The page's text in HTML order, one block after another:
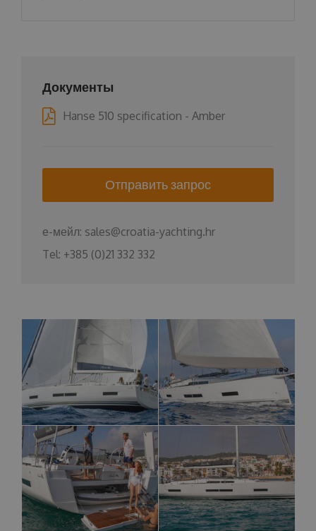
Документы
Hanse 510 specification - Amber
Отправить запрос
е-мейл: sales@croatia-yachting.hr
Tel: +385 (0)21 332 332